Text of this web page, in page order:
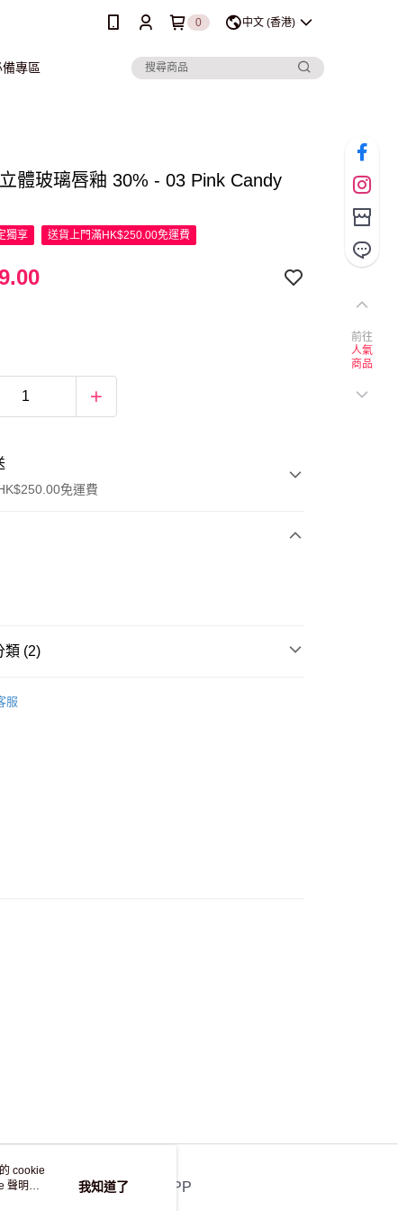
0 中文 (香港)
專區
體玻璃唇釉 30% - 03 Pink Candy
獨享 送貨上門滿HK$250.00免運費
免運費
類 (2)
服
官方APP
前往
人氣
商品
cookie
聲明使
我知道了